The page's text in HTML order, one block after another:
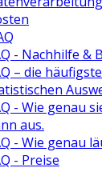
- Nachhilfe &
– die
- Wie genau
aus.
- Wie genau
- Preise